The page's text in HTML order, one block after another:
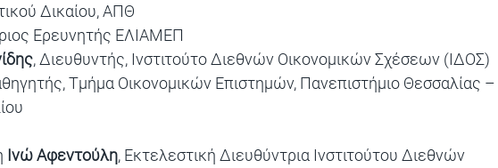
Δικαίου, ΑΠΘ
Ερευνητής ΕΛΙΑΜΕΠ
, Διευθυντής, Ινστιτούτο Διεθνών Οικονομικών Σχέσεων (ΙΔΟΣ)
Τμήμα Οικονομικών Επιστημών, Πανεπιστήμιο Θεσσαλίας –
Ινώ Αφεντούλη, Εκτελεστική Διευθύντρια Ινστιτούτου Διεθνών